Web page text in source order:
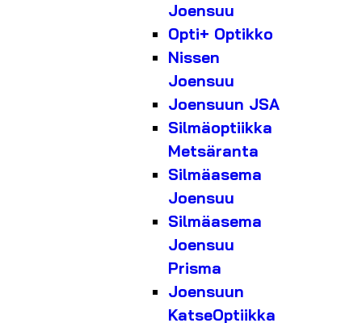
Joensuu
Opti+ Optikko
Nissen
Joensuu
Joensuun JSA
Silmäoptiikka
Metsäranta
Silmäasema
Joensuu
Silmäasema
Joensuu
Prisma
Joensuun
KatseOptiikka